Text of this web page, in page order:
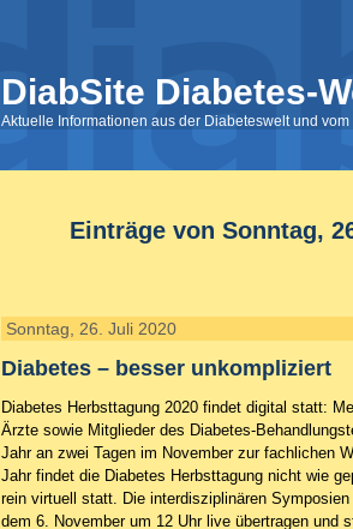
DiabSite Diabetes-
Aktuelle Informationen aus der Diabeteswelt und
Einträge von Sonntag,
Sonntag, 26. Juli 2020
Diabetes – besser unkompliziert
Diabetes Herbsttagung 2020 findet digital statt:
Ärzte sowie Mitglieder des Diabetes-
Jahr an zwei Tagen im November zur fachlichen
Jahr findet die Diabetes Herbsttagung nicht wie
rein virtuell statt. Die interdisziplinären
dem 6. November um 12 Uhr live übertragen und